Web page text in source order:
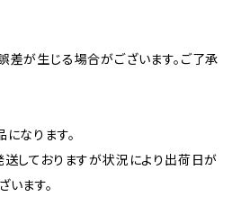
が生じる場合がございます。ご了承
なります。
しておりますが状況により出荷日が
ます。